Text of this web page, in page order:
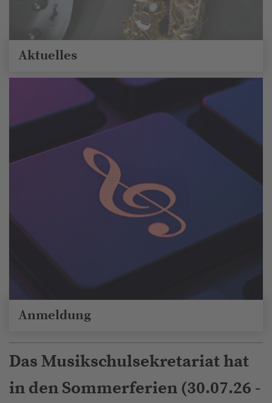
Aktuelles
Anmeldung
Das Musikschulsekretariat hat
in den Sommerferien (30.07.26 -